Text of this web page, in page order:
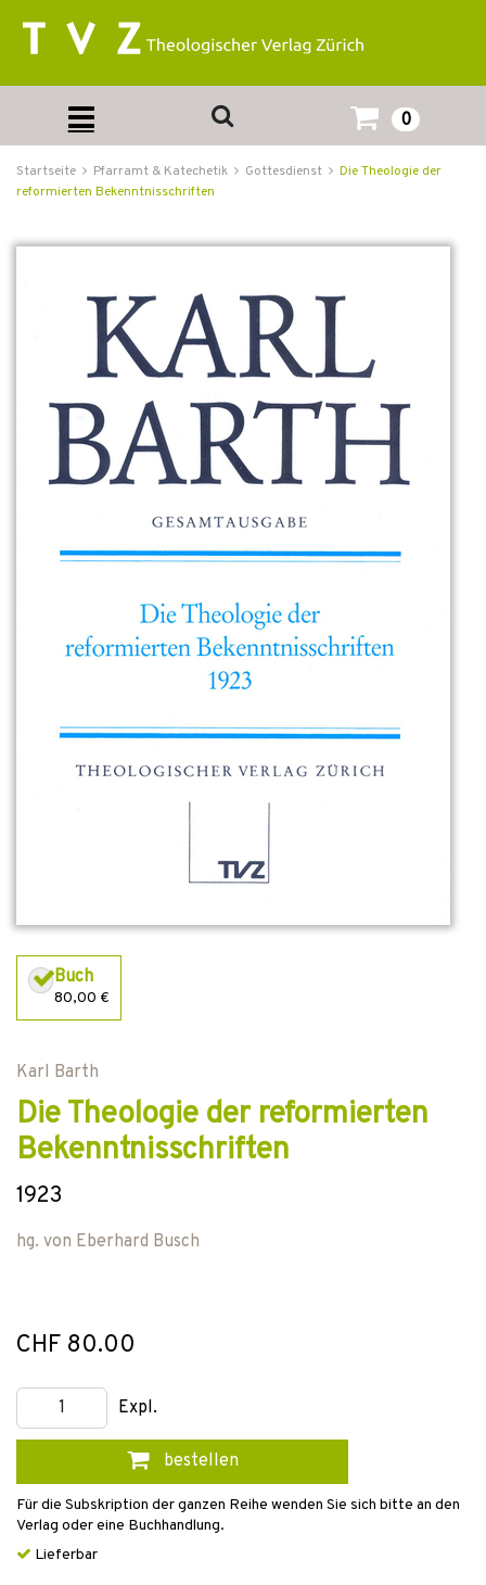
0
Startseite Pfarramt & Katechetik Gottesdienst
Die Theologie der
reformierten Bekenntnisschriften
Buch
80,00 €
Karl Barth
Die Theologie der reformierten
Bekenntnisschriften
1923
hg. von Eberhard Busch
CHF 80.00
Expl.
bestellen
Für die Subskription der ganzen Reihe wenden Sie sich bitte an den
Verlag oder eine Buchhandlung.
Lieferbar